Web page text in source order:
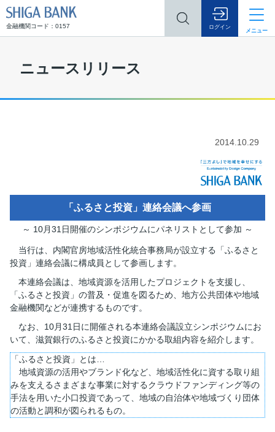
金融機関コード：0157 ログイン
メニュー
ニュースリリース
2014.10.29
「ふるさと投資」連絡会議へ参画
～ 10月31日開催のシンポジウムにパネリストとして参加 ～
当行は、内閣官房地域活性化統合事務局が設立する「ふるさと
投資」連絡会議に構成員として参画します。
本連絡会議は、地域資源を活用したプロジェクトを支援し、
「ふるさと投資」の普及・促進を図るため、地方公共団体や地域
金融機関などが連携するものです。
なお、10月31日に開催される本連絡会議設立シンポジウムにお
いて、滋賀銀行のふるさと投資にかかる取組内容を紹介します。
「ふるさと投資」とは…
地域資源の活用やブランド化など、地域活性化に資する取り組
みを支えるさまざまな事業に対するクラウドファンディング等の
手法を用いた小口投資であって、地域の自治体や地域づくり団体
の活動と調和が図られるもの。